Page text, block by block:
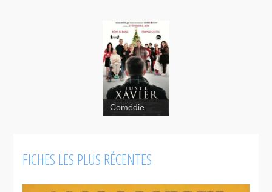
Comédie
FICHES LES PLUS RÉCENTES